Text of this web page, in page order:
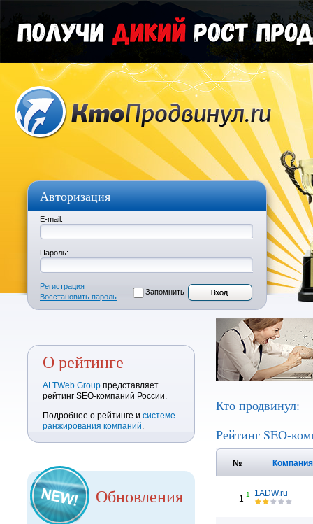
Авторизация
E-mail:
Пароль:
Регистрация
Восстановить пароль
Запомнить
О рейтинге
ALTWeb Group представляет
рейтинг SEO-компаний России.
Подробнее о рейтинге и системе
ранжирования компаний.
Обновления
Кто продвинул:
Рейтинг SEO-
№ Компания
1 1 1ADW.ru